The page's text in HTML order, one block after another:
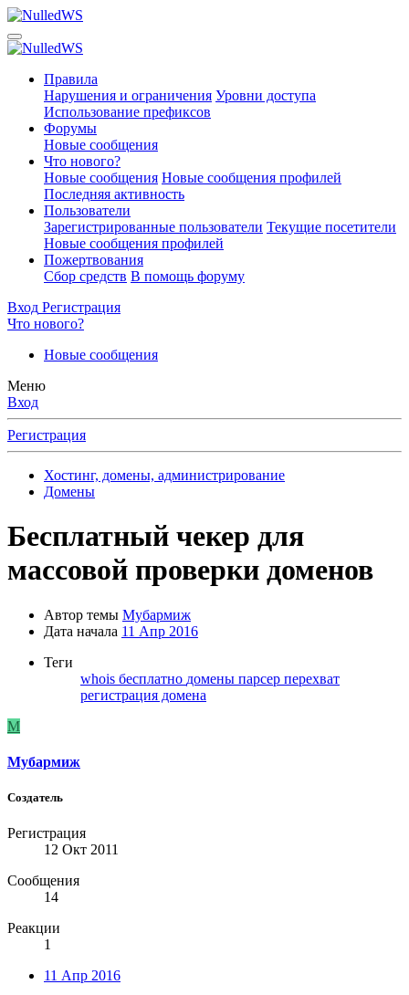
Правила
Нарушения и ограничения Уровни доступа
Использование префиксов
Форумы
Новые сообщения
Что нового?
Новые сообщения Новые сообщения профилей
Последняя активность
Пользователи
Зарегистрированные пользователи Текущие посетители
Новые сообщения профилей
Пожертвования
Сбор средств В помощь форуму
Вход Регистрация
Что нового?
Новые сообщения
Меню
Вход
Регистрация
Хостинг, домены, администрирование
Домены
Бесплатный чекер для
массовой проверки доменов
Автор темы Мубармиж
Дата начала 11 Апр 2016
Теги
whois бесплатно домены парсер перехват
регистрация домена
М
Мубармиж
Создатель
Регистрация
12 Окт 2011
Сообщения
14
Реакции
1
11 Апр 2016